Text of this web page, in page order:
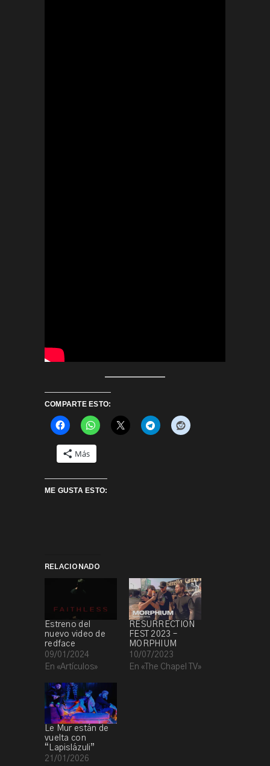
COMPARTE ESTO:
Más
ME GUSTA ESTO:
RELACIONADO
Estreno del
nuevo video de
redface
09/01/2024
En «Artículos»
RESURRECTION
FEST 2023 –
MORPHIUM
10/07/2023
En «The Chapel TV»
Le Mur están de
vuelta con
“Lapislázuli”
21/01/2026